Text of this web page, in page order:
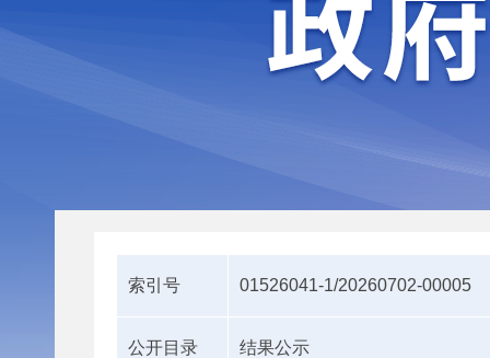
索引号 01526041-1/20260702-00005
公开目录 结果公示